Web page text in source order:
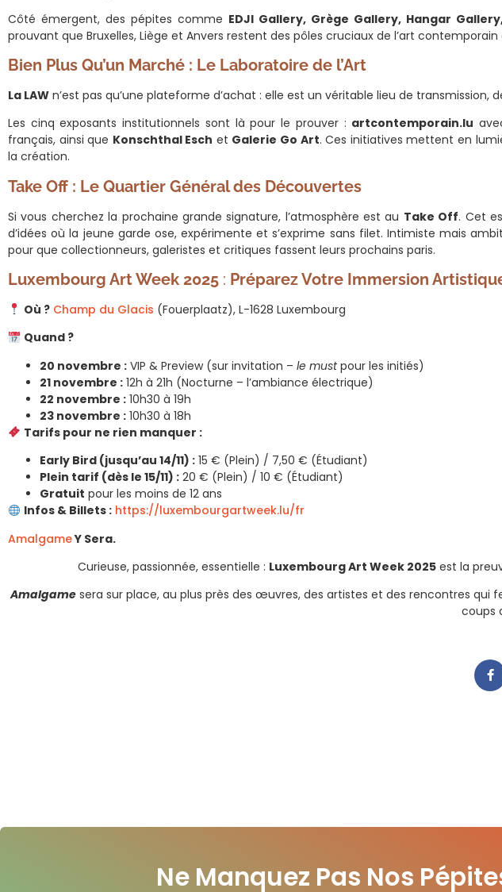
Côté émergent, des pépites comme EDJI Gallery, Grège Gallery, Hangar
prouvant que Bruxelles, Liège et Anvers restent des pôles cruciaux de l’art contemporain
Bien Plus Qu’un Marché : Le Laboratoire de l’Art
La LAW n’est pas qu’une plateforme d’achat : elle est un véritable lieu de
Les cinq exposants institutionnels sont là pour le prouver : artcontemporain.lu
français, ainsi que Konschthal Esch et Galerie Go Art. Ces initiatives mettent en
la création.
Take Off : Le Quartier Général des Découvertes
Si vous cherchez la prochaine grande signature, l’atmosphère est au Take Off. Cet
d’idées où la jeune garde ose, expérimente et s’exprime sans filet. Intimiste mais
pour que collectionneurs, galeristes et critiques fassent leurs prochains paris.
Luxembourg Art Week 2025 : Préparez Votre Immersion
Où ? Champ du Glacis (Fouerplaatz), L-1628 Luxembourg
Quand ?
20 novembre : VIP & Preview (sur invitation – le mustpour les initiés)
21 novembre : 12h à 21h (Nocturne – l’ambiance électrique)
22 novembre : 10h30 à 19h
23 novembre : 10h30 à 18h
Tarifs pour ne rien manquer :
Early Bird (jusqu’au 14/11) : 15 € (Plein) / 7,50 € (Étudiant)
Plein tarif (dès le 15/11) : 20 € (Plein) / 10 € (Étudiant)
Gratuit pour les moins de 12 ans
Infos & Billets : https://luxembourgartweek.lu/fr
AmalgameY Sera.
Curieuse, passionnée, essentielle : Luxembourg Art Week 2025 est la
Amalgamesera sur place, au plus près des œuvres, des artistes et des rencontres
coups
Ne Manquez Pas Nos